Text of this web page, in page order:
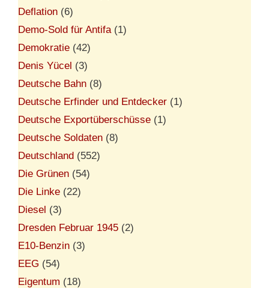
Deflation (6)
Demo-Sold für Antifa(1)
Demokratie (42)
Denis Yücel (3)
Deutsche Bahn (8)
Deutsche Erfinder und Entdecker (1)
Deutsche Exportüberschüsse (1)
Deutsche Soldaten (8)
Deutschland (552)
Die Grünen (54)
Die Linke (22)
Diesel (3)
Dresden Februar 1945 (2)
E10-Benzin (3)
EEG (54)
Eigentum (18)